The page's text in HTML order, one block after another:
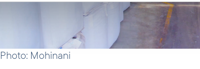
Photo: Mohinani